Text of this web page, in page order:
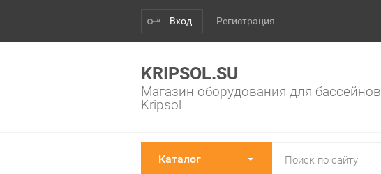
Вход Регистрация
KRIPSOL.SU
Магазин оборудования для бассейнов
Kripsol
Каталог